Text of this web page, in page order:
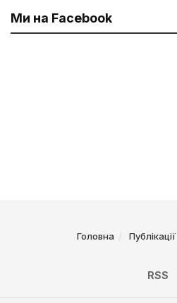
Ми на Facebook
Головна Публікації
RSS